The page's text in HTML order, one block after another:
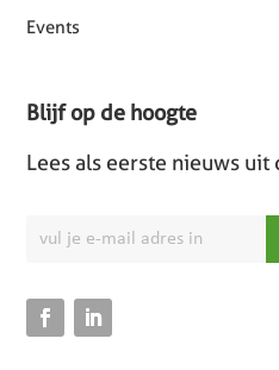
Events
Blijf op de hoogte
Lees als eerste nieuws